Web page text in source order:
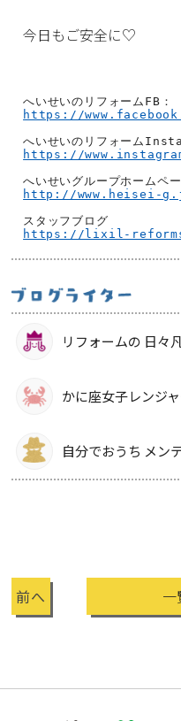
今日もご安全に♡
https://
https://
http://www.heisei-
https://lixil-
リフォームの 日々
かに座女子レンジ
自分でおうち メン
前へ 一